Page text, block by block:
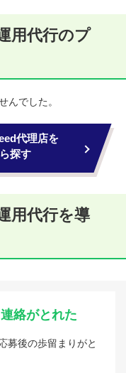
用代行のプ
んでした。
代理店を
探す
用代行を導
絡がとれた
募後の歩留まりがと